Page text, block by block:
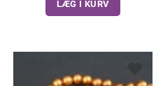
LÆG I KURV